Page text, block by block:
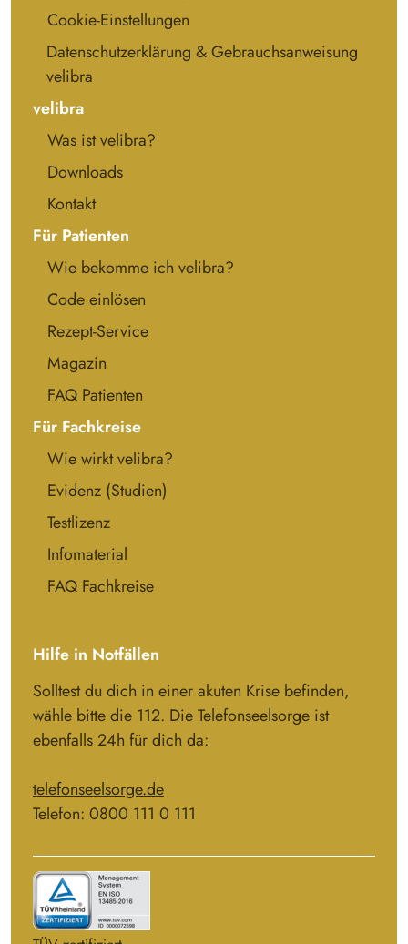
Cookie-Einstellungen
Datenschutzerklärung & Gebrauchsanweisung
velibra
velibra
Was ist velibra?
Downloads
Kontakt
Für Patienten
Wie bekomme ich velibra?
Code einlösen
Rezept-Service
Magazin
FAQ Patienten
Für Fachkreise
Wie wirkt velibra?
Evidenz (Studien)
Testlizenz
Infomaterial
FAQ Fachkreise
Hilfe in Notfällen
Solltest du dich in einer akuten Krise befinden,
wähle bitte die 112. Die Telefonseelsorge ist
ebenfalls 24h für dich da:
telefonseelsorge.de
Telefon: 0800 111 0 111